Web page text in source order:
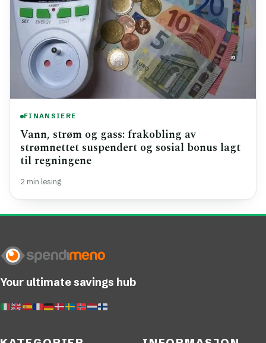
FINANSIERE
Vann, strøm og gass: frakobling av
strømnettet suspendert og sosial bonus lagt
til regningene
2 min lesing
Your ultimate savings hub